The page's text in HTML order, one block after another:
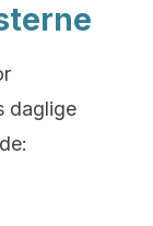
daglige